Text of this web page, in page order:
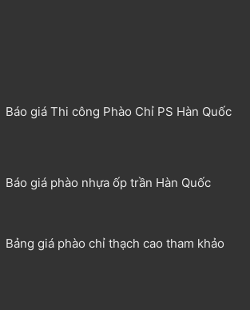
Báo giá Thi công Phào Chỉ PS Hàn Quốc
Báo giá phào nhựa ốp trần Hàn Quốc
Bảng giá phào chỉ thạch cao tham khảo